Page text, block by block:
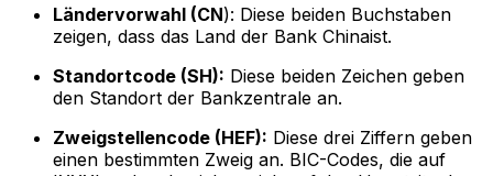
Ländervorwahl (CN): Diese beiden Buchstaben
zeigen, dass das Land der Bank Chinaist.
Standortcode (SH): Diese beiden Zeichen geben
den Standort der Bankzentrale an.
Zweigstellencode (HEF): Diese drei Ziffern geben
einen bestimmten Zweig an. BIC-Codes, die auf